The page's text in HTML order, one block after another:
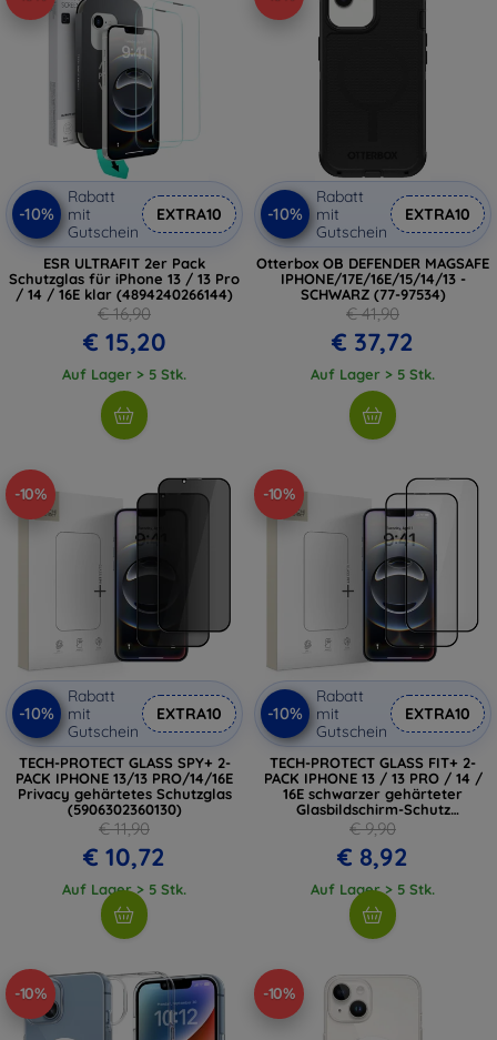
-10%
Rabatt
mit
Gutschein
EXTRA10
ESR ULTRAFIT 2er Pack
Schutzglas für iPhone 13 / 13 Pro
/ 14 / 16E klar (4894240266144)
€ 16,90
€ 15,20
Auf Lager > 5 Stk.
-10%
Rabatt
mit
Gutschein
EXTRA10
Otterbox OB DEFENDER MAGSAFE
IPHONE/17E/16E/15/14/13 -
SCHWARZ (77-97534)
€ 41,90
€ 37,72
Auf Lager > 5 Stk.
-10%
-10%
Rabatt
mit
Gutschein
EXTRA10
TECH-PROTECT GLASS SPY+ 2-
PACK IPHONE 13/13 PRO/14/16E
Privacy gehärtetes Schutzglas
(5906302360130)
€ 11,90
€ 10,72
Auf Lager > 5 Stk.
-10%
-10%
Rabatt
mit
Gutschein
EXTRA10
TECH-PROTECT GLASS FIT+ 2-
PACK IPHONE 13 / 13 PRO / 14 /
16E schwarzer gehärteter
Glasbildschirm-Schutz
(5906302360123)
€ 9,90
€ 8,92
Auf Lager > 5 Stk.
-10% -10%